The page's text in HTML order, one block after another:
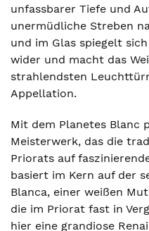
unfassbarer Tiefe und
unermüdliche Streben
und im Glas spiegelt
wider und macht das
strahlendsten
Appellation.
Mit dem Planetes Blanc
Meisterwerk, das die
Priorats auf
basiert im Kern auf der
Blanca, einer weißen
die im Priorat fast in
hier eine grandiose